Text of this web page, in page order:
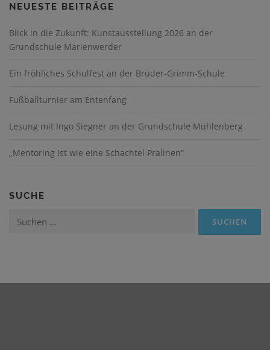
g
s
n
v
g
a
i
NEUESTE BEITRÄGE
Blick in die Zukunft: Kunstausstellung 2026 an der
Grundschule Marienwerder
Ein fröhliches Schulfest an der Brüder-Grimm-Schule
Fußballturnier am Entenfang
Lesung mit Ingo Siegner an der Grundschule Mühlenberg
„Mentoring ist wie eine Schachtel Pralinen“
SUCHE
Suchen